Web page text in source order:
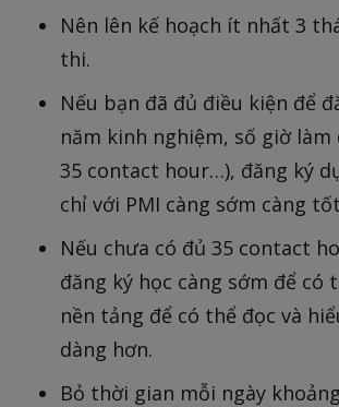
Nên lên kế hoạch ít nhất 3
thi.
Nếu bạn đã đủ điều kiện để
năm kinh nghiệm, số giờ làm
35 contact hour…), đăng ký
chỉ với PMI càng sớm càng
Nếu chưa có đủ 35 contact
đăng ký học càng sớm để có
nền tảng để có thể đọc và
dàng hơn.
Bỏ thời gian mỗi ngày